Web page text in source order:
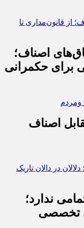
اصناف؛
برای حکمرانی
اصناف
ندارد؛
تخصصی